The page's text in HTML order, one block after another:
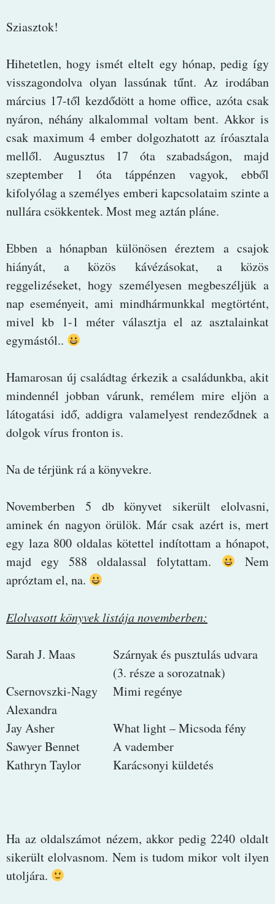
Sziasztok!
Hihetetlen, hogy ismét eltelt egy hónap, pedig így
visszagondolva olyan lassúnak tűnt. Az irodában
március 17-től kezdődött a home office, azóta csak
nyáron, néhány alkalommal voltam bent. Akkor is
csak maximum 4 ember dolgozhatott az íróasztala
mellől. Augusztus 17 óta szabadságon, majd
szeptember 1 óta táppénzen vagyok, ebből
kifolyólag a személyes emberi kapcsolataim szinte a
nullára csökkentek. Most meg aztán pláne.
Ebben a hónapban különösen éreztem a csajok
hiányát, a közös kávézásokat, a közös
reggelizéseket, hogy személyesen megbeszéljük a
nap eseményeit, ami mindhármunkkal megtörtént,
mivel kb 1-1 méter választja el az asztalainkat
egymástól..
Hamarosan új családtag érkezik a családunkba, akit
mindennél jobban várunk, remélem mire eljön a
látogatási idő, addigra valamelyest rendeződnek a
dolgok vírus fronton is.
Na de térjünk rá a könyvekre.
Novemberben 5 db könyvet sikerült elolvasni,
aminek én nagyon örülök. Már csak azért is, mert
egy laza 800 oldalas kötettel indítottam a hónapot,
majd egy 588 oldalassal folytattam.
Nem
apróztam el, na.
Elolvasott könyvek listája novemberben:
Sarah J. Maas
Szárnyak és pusztulás udvara
(3. része a sorozatnak)
Csernovszki-Nagy
Alexandra
Mimi regénye
Jay Asher
What light – Micsoda fény
Sawyer Bennet
A vadember
Kathryn Taylor
Karácsonyi küldetés
Ha az oldalszámot nézem, akkor pedig 2240 oldalt
sikerült elolvasnom. Nem is tudom mikor volt ilyen
utoljára.